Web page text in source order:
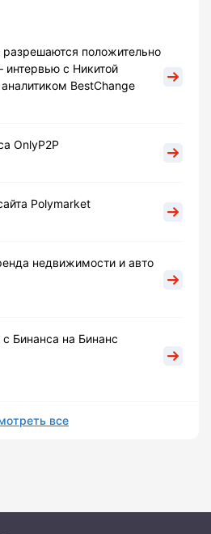
положительно
интервью с Никитой
BestChange
OnlyP2P
Polymarket
недвижимости и авто
Бинанса на Бинанс
все